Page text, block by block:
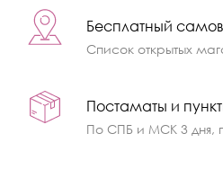
Бесплатный
Список открытых
Постаматы и
По СПБ и МСК 3 дня,